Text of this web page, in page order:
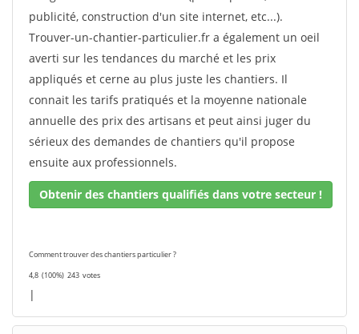
publicité, construction d'un site internet, etc...).
Trouver-un-chantier-particulier.fr a également un oeil
averti sur les tendances du marché et les prix
appliqués et cerne au plus juste les chantiers. Il
connait les tarifs pratiqués et la moyenne nationale
annuelle des prix des artisans et peut ainsi juger du
sérieux des demandes de chantiers qu'il propose
ensuite aux professionnels.
Obtenir des chantiers qualifiés dans votre secteur !
Comment trouver des chantiers particulier ?
4,8 (100%) 243 votes
|